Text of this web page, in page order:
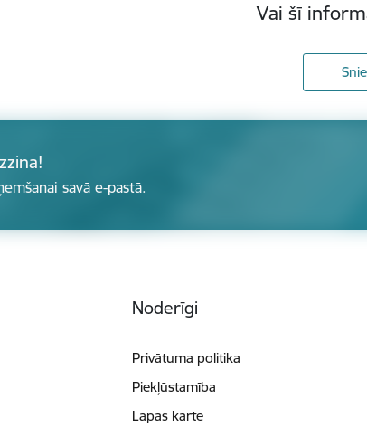
Vai šī
savā e-pastā.
Noderīgi
Privātuma politika
Piekļūstamība
Lapas karte